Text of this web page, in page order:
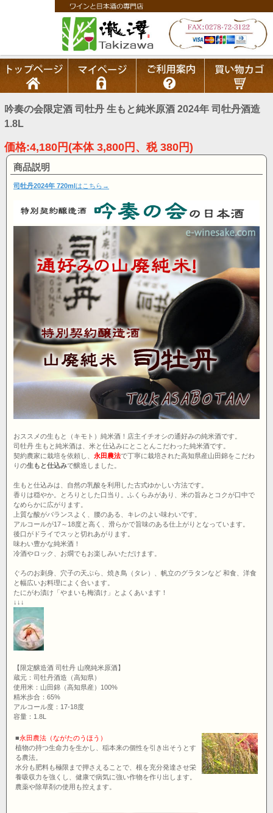
吟奏の会限定酒 司牡丹 生もと純米原酒 2024年 司牡丹酒造
1.8L
価格:4,180円(本体 3,800円、税 380円)
商品説明
司牡丹2024年 720ml はこちら→
おススメの生もと（キモト）純米酒！店主イチオシの通好みの純米酒です。
司牡丹 生もと純米酒は、米と仕込みにとことんこだわった純米酒です。
契約農家に栽培を依頼し、 永田農法で丁寧に栽培された高知県産山田錦をこだわ
りの生もと仕込みで醸造しました。
生もと仕込みは、自然の乳酸を利用した古式ゆかしい方法です。
香りは穏やか。とろりとした口当り。ふくらみがあり、米の旨みとコクが口中で
なめらかに広がります。
上質な酸がバランスよく、腰のある、キレのよい味わいです。
アルコールが17～18度と高く、滑らかで旨味のある仕上がりとなっています。
後口がドライでスッと切れあがります。
味わい豊かな純米酒！
冷酒やロック、お燗でもお楽しみいただけます。
ぐろのお刺身、穴子の天ぷら、焼き鳥（タレ）、帆立のグラタンなど 和食、洋食
と幅広いお料理によく合います。
たにがわ漬け「やまいも梅漬け」とよくあいます！
↓↓↓
【限定醸造酒 司牡丹 山廃純米原酒】
蔵元：司牡丹酒造（高知県）
使用米：山田錦（高知県産）100%
精米歩合：65%
アルコール度：17-18度
容量：1.8L
■永田農法（ながたのうほう）
植物の持つ生命力を生かし、稲本来の個性を引き出そうとす
る農法。
水分も肥料も極限まで押さえることで、根を充分発達させ栄
養吸収力を強くし、健康で病気に強い作物を作り出します。
農薬や除草剤の使用も控えます。